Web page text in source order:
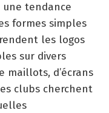
une tendance
formes simples
les logos
sur divers
maillots, d’écrans
clubs cherchent